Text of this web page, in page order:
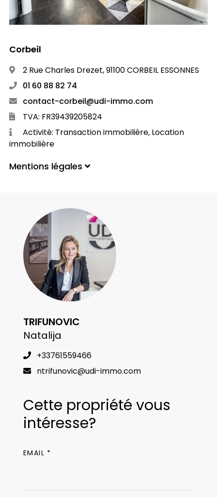
Corbeil
2 Rue Charles Drezet, 91100 CORBEIL ESSONNES
01 60 88 82 74
contact-corbeil@udi-immo.com
TVA: FR39439205824
Activité: Transaction immobilière, Location
immobilière
Mentions légales
TRIFUNOVIC
Natalija
+33761559466
ntrifunovic@udi-immo.com
Cette propriété vous
intéresse?
EMAIL *